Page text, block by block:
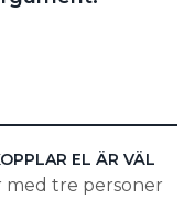
EL ÄR VÄL
med tre personer